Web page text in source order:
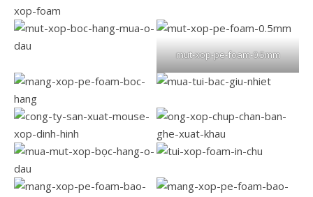
mut-xop-pe-foam-0.5mm